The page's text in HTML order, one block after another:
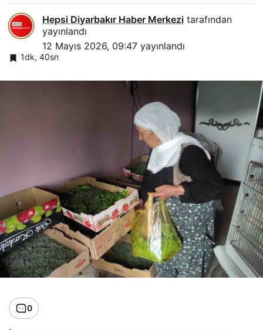
Hepsi Diyarbakır Haber Merkezi tarafından
yayınlandı
12 Mayıs 2026, 09:47 yayınlandı
1dk, 40sn
0